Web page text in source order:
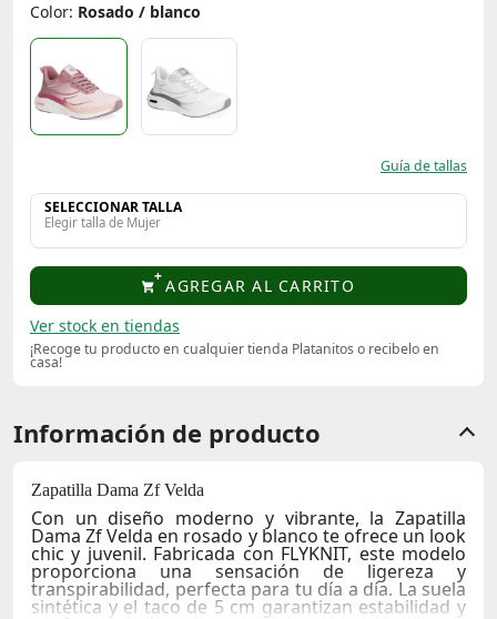
Color: Rosado / blanco
Guía de tallas
SELECCIONAR TALLA
Elegir talla de Mujer
AGREGAR AL CARRITO
Ver stock en tiendas
¡Recoge tu producto en cualquier tienda Platanitos o recibelo en
casa!
Información de producto
Zapatilla Dama Zf Velda
Con un diseño moderno y vibrante, la Zapatilla
Dama Zf Velda en rosado y blanco te ofrece un look
chic y juvenil. Fabricada con FLYKNIT, este modelo
proporciona una sensación de ligereza y
transpirabilidad, perfecta para tu día a día. La suela
sintética y el taco de 5 cm garantizan estabilidad y